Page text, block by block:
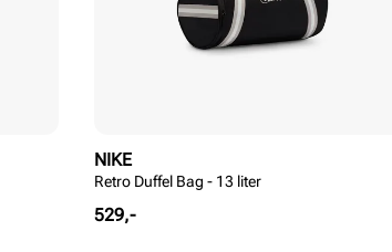
NIKE
Retro Duffel Bag - 13 liter
Pris
529,-